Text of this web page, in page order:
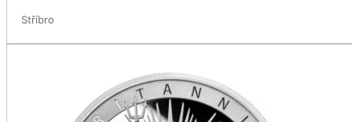
Stříbro